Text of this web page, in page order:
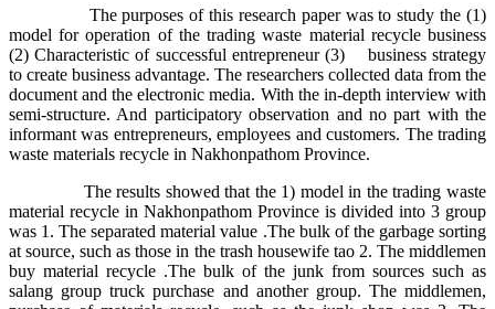
The purposes of this research paper was to study the (1)
model for operation of the trading waste material recycle business
(2) Characteristic of successful entrepreneur (3) business strategy
to create business advantage. The researchers collected data from the
document and the electronic media. With the in-depth interview with
semi-structure. And participatory observation and no part with the
informant was entrepreneurs, employees and customers. The trading
waste materials recycle in Nakhonpathom Province.
The results showed that the 1) model in the trading waste
material recycle in Nakhonpathom Province is divided into 3 group
was 1. The separated material value .The bulk of the garbage sorting
at source, such as those in the trash housewife tao 2. The middlemen
buy material recycle .The bulk of the junk from sources such as
salang group truck purchase and another group. The middlemen,